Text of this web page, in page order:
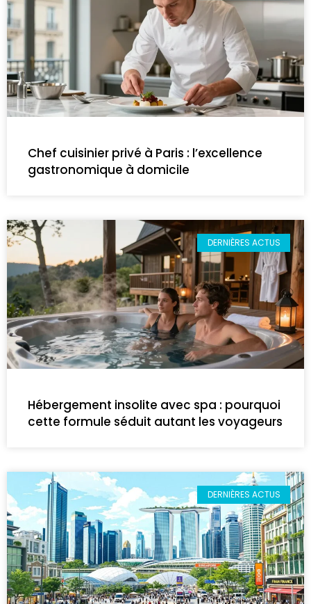
Chef cuisinier privé à Paris : l’excellence
gastronomique à domicile
DERNIÈRES ACTUS
Hébergement insolite avec spa : pourquoi
cette formule séduit autant les voyageurs
DERNIÈRES ACTUS